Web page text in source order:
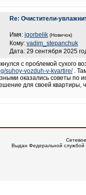
Re: Очистители-
Имя: igorbelik (Новичок)
Кому: vadim_stepanchuk
Дата: 29 сентября 2025
с проблемой сухого
suhoy-vozduh-v-kvartire/.
оказались советы по
для своей квартиры,
Выдан Федеральной службой